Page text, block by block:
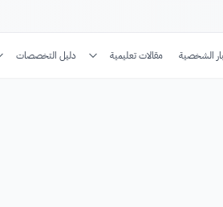
الشخصية مقالات تعليمية دليل التخصصات